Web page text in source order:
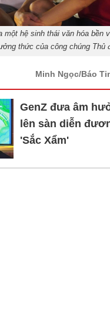
một hệ sinh thái văn hóa bền
thức của công chúng Thủ
Minh Ngọc/Báo
GenZ đưa âm
lên sàn diễn
'Sắc Xẩm'